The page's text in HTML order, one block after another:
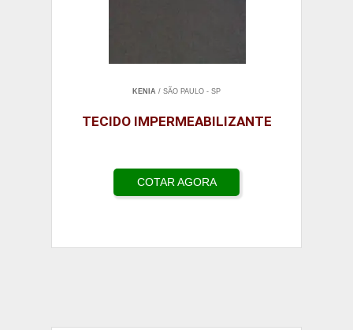
KENIA / SÃO PAULO - SP
TECIDO IMPERMEABILIZANTE
COTAR AGORA